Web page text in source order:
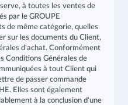
à toutes les ventes de
par le GROUPE
de même catégorie, quelles
sur les documents du Client,
d'achat. Conformément
Conditions Générales de
à tout Client qui
de passer commande
Elles sont également
à la conclusion d'une